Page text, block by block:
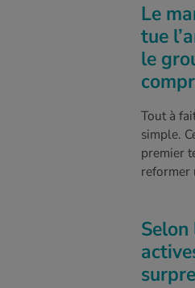
Le
tue
le
Tout à
simple.
premier
reformer